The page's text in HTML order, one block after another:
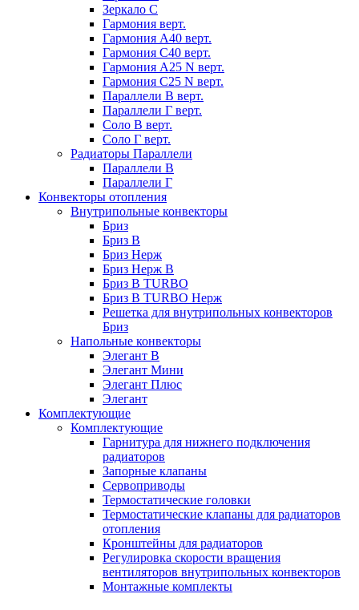
Зеркало С
Гармония верт.
Гармония А40 верт.
Гармония С40 верт.
Гармония А25 N верт.
Гармония С25 N верт.
Параллели В верт.
Параллели Г верт.
Соло В верт.
Соло Г верт.
Радиаторы Параллели
Параллели В
Параллели Г
Конвекторы отопления
Внутрипольные конвекторы
Бриз
Бриз В
Бриз Нерж
Бриз Нерж В
Бриз В TURBO
Бриз В TURBO Нерж
Решетка для внутрипольных конвекторов
Бриз
Напольные конвекторы
Элегант В
Элегант Мини
Элегант Плюс
Элегант
Комплектующие
Комплектующие
Гарнитура для нижнего подключения
радиаторов
Запорные клапаны
Сервоприводы
Термостатические головки
Термостатические клапаны для радиаторов
отопления
Кронштейны для радиаторов
Регулировка скорости вращения
вентиляторов внутрипольных конвекторов
Монтажные комплекты